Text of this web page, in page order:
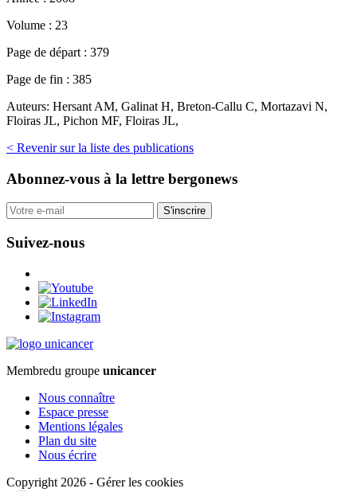
Volume : 23
Page de départ : 379
Page de fin : 385
Auteurs: Hersant AM, Galinat H, Breton-Callu C, Mortazavi N,
Floiras JL, Pichon MF, Floiras JL,
< Revenir sur la liste des publications
Abonnez-vous à la lettre bergonews
S'inscrire
Suivez-nous
Membredu groupe unicancer
Nous connaître
Espace presse
Mentions légales
Plan du site
Nous écrire
Copyright 2026 - Gérer les cookies